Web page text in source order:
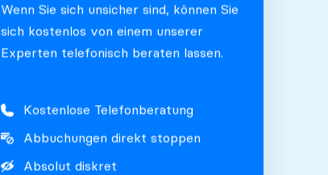
Wenn Sie sich unsicher sind, können Sie
sich kostenlos von einem unserer
Experten telefonisch beraten lassen.
Kostenlose Telefonberatung
Abbuchungen direkt stoppen
Absolut diskret